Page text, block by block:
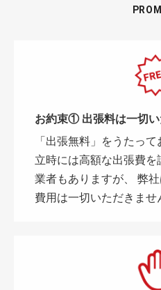
お約束① 出張料は一切い
「出張無料」をうたっ
立時には高額な出張費
業者もありますが、 弊
費用は一切いただきませ